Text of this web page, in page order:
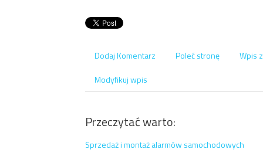
Dodaj Komentarz Poleć stronę
Wpis
Modyfikuj wpis
Przeczytać warto:
Sprzedaż i montaż alarmów samochodowych